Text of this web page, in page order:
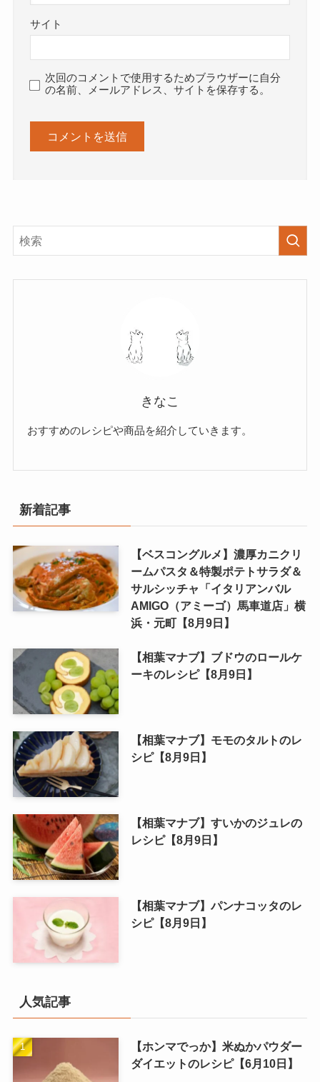
サイト
次回のコメントで使用するためブラウザーに自分
の名前、メールアドレス、サイトを保存する。
きなこ
おすすめのレシピや商品を紹介していきます。
新着記事
【ベスコングルメ】濃厚カニクリ
ームパスタ＆特製ポテトサラダ＆
サルシッチャ「イタリアンバル
AMIGO（アミーゴ）馬車道店」横
浜・元町【8月9日】
【相葉マナブ】ブドウのロールケ
ーキのレシピ【8月9日】
【相葉マナブ】モモのタルトのレ
シピ【8月9日】
【相葉マナブ】すいかのジュレの
レシピ【8月9日】
【相葉マナブ】パンナコッタのレ
シピ【8月9日】
人気記事
【ホンマでっか】米ぬかパウダー
ダイエットのレシピ【6月10日】